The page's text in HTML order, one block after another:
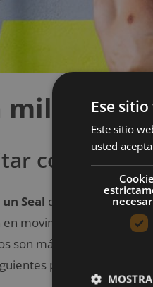
de
con barra
Seal debe incluir
movimientos
son más útiles para
pasos:
Ese
Este sitio
usted